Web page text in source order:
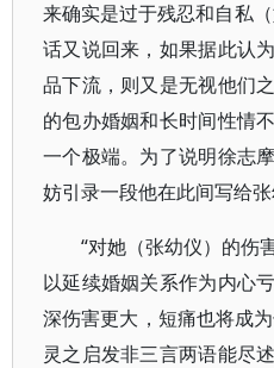
来确实是过于残忍和自私
话又说回来，如果据此认
品下流，则又是无视他们
的包办婚姻和长时间性情
一个极端。为了说明徐志
妨引录一段他在此间写给
“对她（张幼仪）的伤
以延续婚姻关系作为内心
深伤害更大，短痛也将成
灵之启发非三言两语能尽